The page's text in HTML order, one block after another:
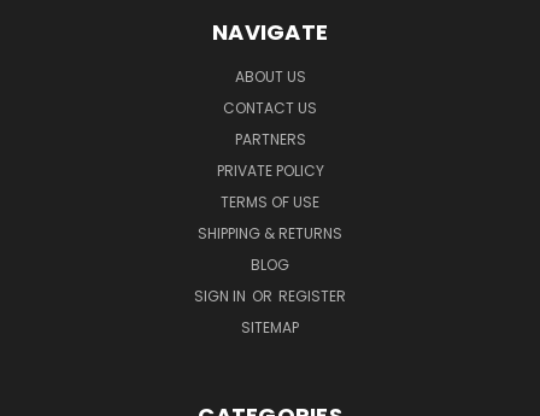
NAVIGATE
ABOUT US
CONTACT US
PARTNERS
PRIVATE POLICY
TERMS OF USE
SHIPPING & RETURNS
BLOG
SIGN IN OR REGISTER
SITEMAP